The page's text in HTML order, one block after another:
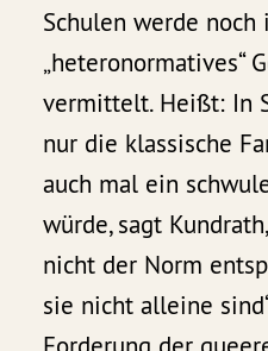
Schulen werde
„heteronormatives“
vermittelt. Heißt: In
nur die klassische
auch mal ein
würde, sagt
nicht der Norm
sie nicht alleine